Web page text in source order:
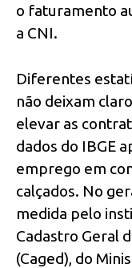
o faturamento
a CNI.
Diferentes
não deixam
elevar as
dados do IBGE
emprego em
calçados. No
medida pelo
Cadastro Geral
(Caged), do